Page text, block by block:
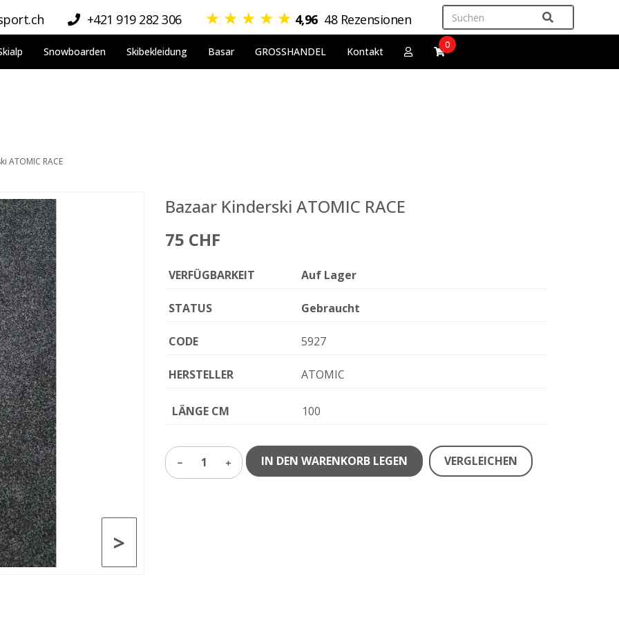
+421 919 282 306 ★ ★ ★ ★ ★ 4,96 48 Rezensionen
Snowboarden Skibekleidung Basar GROSSHANDEL Kontakt
0
ATOMIC RACE
>
Bazaar Kinderski ATOMIC RACE
75 CHF
VERFÜGBARKEIT Auf Lager
STATUS Gebraucht
CODE 5927
HERSTELLER ATOMIC
LÄNGE CM 100
1 IN DEN WARENKORB LEGEN VERGLEICHEN